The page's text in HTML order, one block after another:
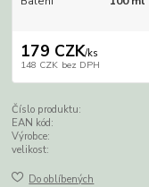
179 CZK/ks
148 CZK bez DPH
Číslo produktu:
EAN kód:
Výrobce:
velikost:
Do oblíbených